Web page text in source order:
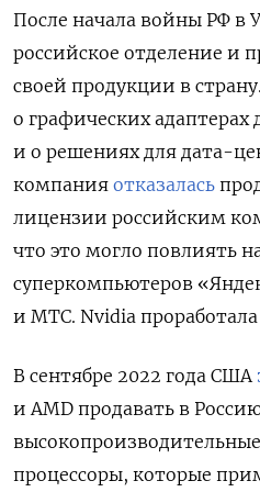
После начала войны РФ в
российское отделение и
своей продукции в
о графических адаптерах
и о решениях для дата-
компания отказалась
лицензии российским
что это могло повлиять
суперкомпьютеров
и МТС. Nvidia проработала
В сентябре 2022 года США
и AMD продавать в
процессоры, которые